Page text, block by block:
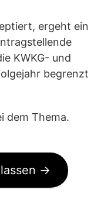
ergeht ein
KWKG- und
begrenzt
dem Thema.
→